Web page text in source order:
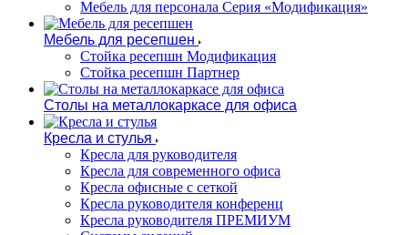
Мебель для персонала Серия «Модификация»
Мебель для ресепшен
Стойка ресепшн Модификация
Стойка ресепшн Партнер
Столы на металлокаркасе для офиса
Кресла и стулья
Кресла для руководителя
Кресла для современного офиса
Кресла офисные с сеткой
Кресла руководителя конференц
Кресла руководителя ПРЕМИУМ